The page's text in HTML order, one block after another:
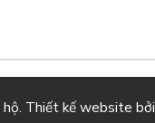
Thiết kế website bởi